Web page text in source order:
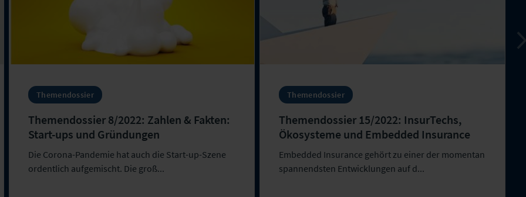
Themendossier
Themendossier 8/2022: Zahlen & Fakten:
Start-ups und Gründungen
Die Corona-Pandemie hat auch die Start-up-Szene
ordentlich aufgemischt. Die groß...
Themendossier
Themendossier 15/2022: InsurTechs,
Ökosysteme und Embedded Insurance
Embedded Insurance gehört zu einer der momentan
spannendsten Entwicklungen auf d...